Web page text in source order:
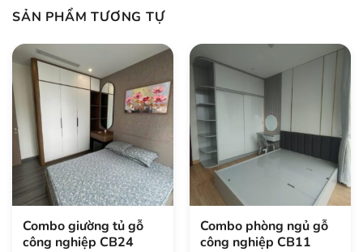
SẢN PHẨM TƯƠNG TỰ
Combo giường tủ gỗ
công nghiệp CB24
Combo phòng ngủ gỗ
công nghiệp CB11